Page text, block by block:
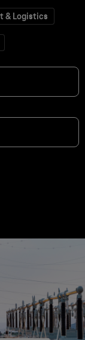
& Logistics